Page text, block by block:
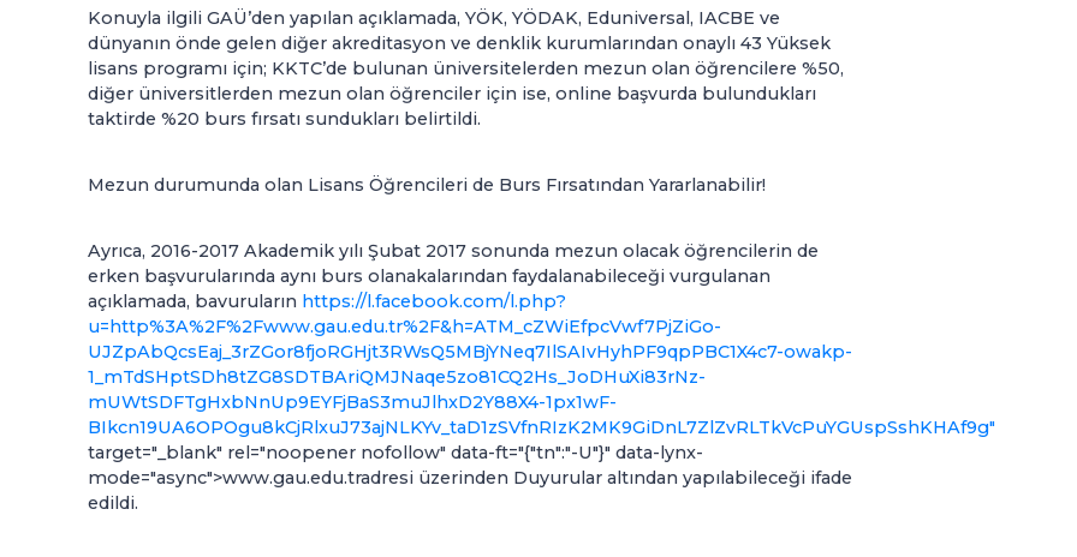
Konuyla ilgili GAÜ’den yapılan açıklamada, YÖK, YÖDAK, Eduniversal, IACBE ve
dünyanın önde gelen diğer akreditasyon ve denklik kurumlarından onaylı 43 Yüksek
lisans programı için; KKTC’de bulunan üniversitelerden mezun olan öğrencilere %50,
diğer üniversitlerden mezun olan öğrenciler için ise, online başvurda bulundukları
taktirde %20 burs fırsatı sundukları belirtildi.
Mezun durumunda olan Lisans Öğrencileri de Burs Fırsatından Yararlanabilir!
Ayrıca, 2016-2017 Akademik yılı Şubat 2017 sonunda mezun olacak öğrencilerin de
erken başvurularında aynı burs olanakalarından faydalanabileceği vurgulanan
açıklamada, bavuruların https://l.facebook.com/l.php?
u=http%3A%2F%2Fwww.gau.edu.tr%2F&h=ATM_cZWiEfpcVwf7PjZiGo-
UJZpAbQcsEaj_3rZGor8fjoRGHjt3RWsQ5MBjYNeq7IlSAIvHyhPF9qpPBC1X4c7-owakp-
1_mTdSHptSDh8tZG8SDTBAriQMJNaqe5zo81CQ2Hs_JoDHuXi83rNz-
mUWtSDFTgHxbNnUp9EYFjBaS3muJlhxD2Y88X4-1px1wF-
BIkcn19UA6OPOgu8kCjRlxuJ73ajNLKYv_taD1zSVfnRIzK2MK9GiDnL7ZlZvRLTkVcPuYGUspSshKHAf9g"
target="_blank" rel="noopener nofollow" data-ft="{"tn":"-U"}" data-lynx-
mode="async">www.gau.edu.tradresi üzerinden Duyurular altından yapılabileceği ifade
edildi.